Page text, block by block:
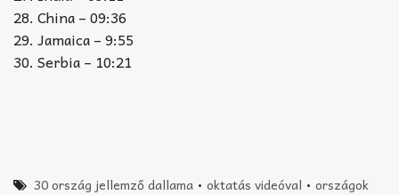
28. China – 09:36
29. Jamaica – 9:55
30. Serbia – 10:21
30 ország jellemző dallama •oktatás videóval •országok